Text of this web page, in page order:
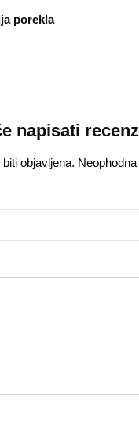
porekla
napisati
objavljena.